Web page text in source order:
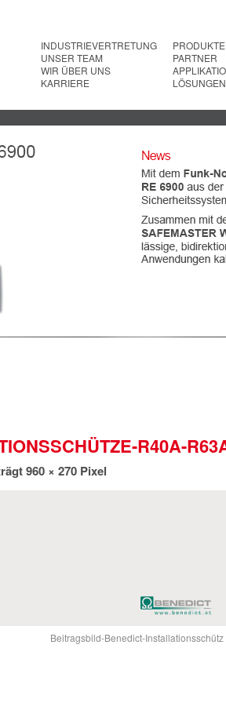
INDUSTRIEVERTRETUNG
UNSER TEAM
WIR ÜBER UNS
KARRIERE
PRODUKTE
PARTNER
LÖSUNGEN
R40A-
960 × 270 Pixel
Beitragsbild-Benedict-Installationsschütz